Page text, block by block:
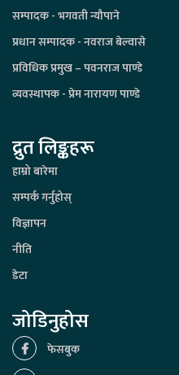
सम्पादक - भगवती न्यौपाने
प्रधान सम्पादक - नवराज बेल्वासे
प्रविधिक प्रमुख – पवनराज पाण्डे
व्यवस्थापक - प्रेम नारायण पाण्डे
द्रुत लिङ्कहरू
हाम्रो बारेमा
सम्पर्क गर्नुहोस्
विज्ञापन
नीति
डेटा
जोडिनुहोस
फेसबुक